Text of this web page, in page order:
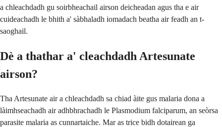
a chleachdadh gu soirbheachail airson deicheadan agus tha e air
cuideachadh le bhith a' sàbhaladh iomadach beatha air feadh an t-
saoghail.
Dè a thathar a' cleachdadh Artesunate
airson?
Tha Artesunate air a chleachdadh sa chiad àite gus malaria dona a
làimhseachadh air adhbhrachadh le Plasmodium falciparum, an seòrsa
parasite malaria as cunnartaiche. Mar as trice bidh dotairean ga